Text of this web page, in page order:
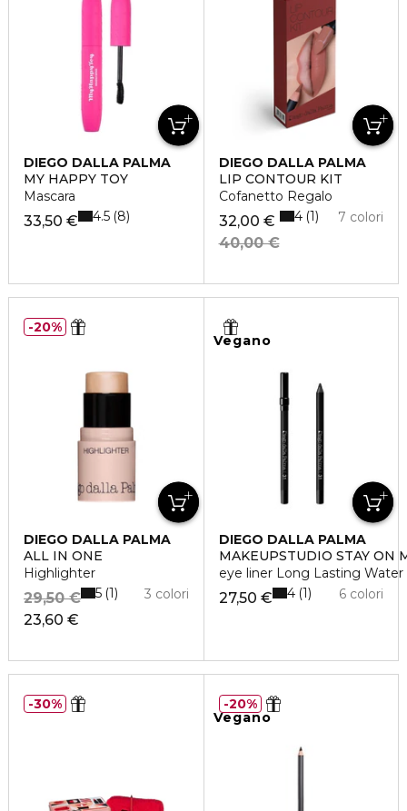
DIEGO DALLA PALMA
MY HAPPY TOY
Mascara
33,50 € 4.5 8
DIEGO DALLA PALMA
LIP CONTOUR KIT
Cofanetto Regalo
32,00 €
40,00 €
7 colori
4 1
DIEGO DALLA PALMA
ALL IN ONE
Highlighter
23,60 €
29,50 € 3 colori
5 1
20%
Vegano
DIEGO DALLA PALMA
MAKEUPSTUDIO STAY ON
eye liner Long Lasting Water
27,50 € 6 colori
4 1
30%
Vegano
20%